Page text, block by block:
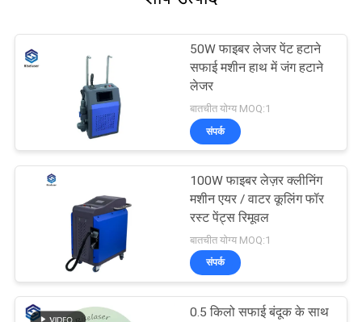
50W फाइबर लेजर पेंट हटाने
सफाई मशीन हाथ में जंग हटाने
लेजर
बातचीत योग्य MOQ:1
संपर्क
100W फाइबर लेज़र क्लीनिंग
मशीन एयर / वाटर कूलिंग फॉर
रस्ट पेंट्स रिमूवल
बातचीत योग्य MOQ:1
संपर्क
0.5 किलो सफाई बंदूक के साथ